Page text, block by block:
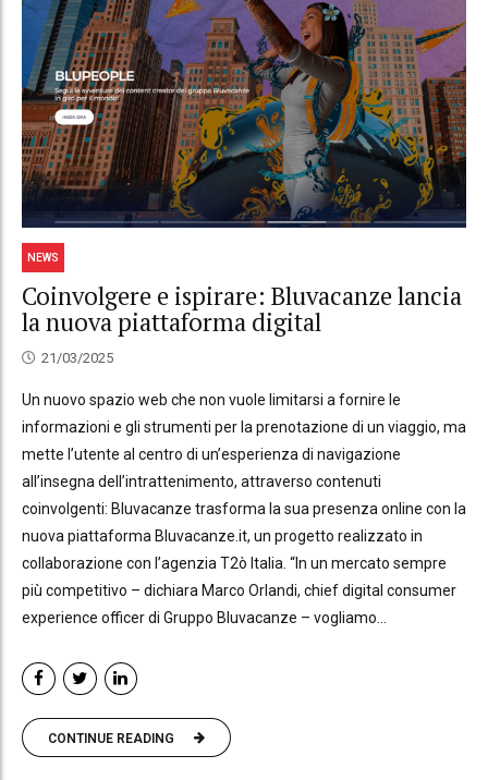
NEWS
Coinvolgere e ispirare: Bluvacanze lancia
la nuova piattaforma digital
21/03/2025
Un nuovo spazio web che non vuole limitarsi a fornire le
informazioni e gli strumenti per la prenotazione di un viaggio, ma
mette l’utente al centro di un’esperienza di navigazione
all’insegna dell’intrattenimento, attraverso contenuti
coinvolgenti: Bluvacanze trasforma la sua presenza online con la
nuova piattaforma Bluvacanze.it, un progetto realizzato in
collaborazione con l’agenzia T2ò Italia. “In un mercato sempre
più competitivo – dichiara Marco Orlandi, chief digital consumer
experience officer di Gruppo Bluvacanze – vogliamo...
CONTINUE READING